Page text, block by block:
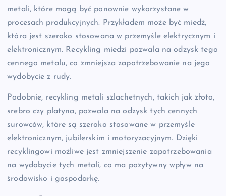
metali, które mogą być ponownie wykorzystane w
procesach produkcyjnych. Przykładem może być miedź,
która jest szeroko stosowana w przemyśle elektrycznym i
elektronicznym. Recykling miedzi pozwala na odzysk tego
cennego metalu, co zmniejsza zapotrzebowanie na jego
wydobycie z rudy.
Podobnie, recykling metali szlachetnych, takich jak złoto,
srebro czy platyna, pozwala na odzysk tych cennych
surowców, które są szeroko stosowane w przemyśle
elektronicznym, jubilerskim i motoryzacyjnym. Dzięki
recyklingowi możliwe jest zmniejszenie zapotrzebowania
na wydobycie tych metali, co ma pozytywny wpływ na
środowisko i gospodarkę.